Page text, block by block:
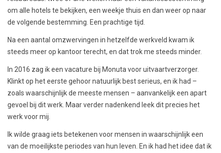
om alle hotels te bekijken, een weekje thuis en dan weer op naar
de volgende bestemming. Een prachtige tijd.
Na een aantal omzwervingen in hetzelfde werkveld kwam ik
steeds meer op kantoor terecht, en dat trok me steeds minder.
In 2016 zag ik een vacature bij Monuta voor uitvaartverzorger.
Klinkt op het eerste gehoor natuurlijk best serieus, en ik had –
zoals waarschijnlijk de meeste mensen – aanvankelijk een apart
gevoel bij dit werk. Maar verder nadenkend leek dit precies het
werk voor mij.
Ik wilde graag iets betekenen voor mensen in waarschijnlijk een
van de moeilijkste periodes van hun leven. En ik had het idee dat ik